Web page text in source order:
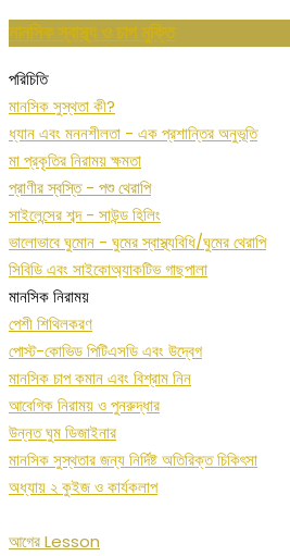
মানসিক স্বাস্থ্য ও চাপ মুক্তি
পরিচিতি
মানসিক সুস্থতা কী?
ধ্যান এবং মননশীলতা - এক প্রশান্তির অনুভূতি
মা প্রকৃতির নিরাময় ক্ষমতা
প্রাণীর স্বস্তি - পশু থেরাপি
সাইলেন্সের শব্দ - সাউন্ড হিলিং
ভালোভাবে ঘুমোন - ঘুমের স্বাস্থ্যবিধি/ঘুমের থেরাপি
সিবিডি এবং সাইকোঅ্যাকটিভ গাছপালা
মানসিক নিরাময়
পেশী শিথিলকরণ
পোস্ট-কোভিড পিটিএসডি এবং উদ্বেগ
মানসিক চাপ কমান এবং বিশ্রাম নিন
আবেগিক নিরাময় ও পুনরুদ্ধার
উন্নত ঘুম ডিজাইনার
মানসিক সুস্থতার জন্য নির্দিষ্ট অতিরিক্ত চিকিৎসা
অধ্যায় ২ কুইজ ও কার্যকলাপ
আগের Lesson